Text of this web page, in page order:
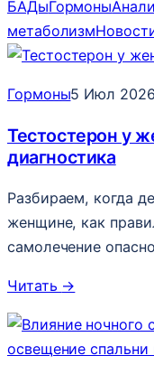
БАДыГормоны
метаболизм
Гормоны5 Июл 2026
Тестостерон у
диагностика
Разбираем, когда
женщине, как
самолечение
Читать →